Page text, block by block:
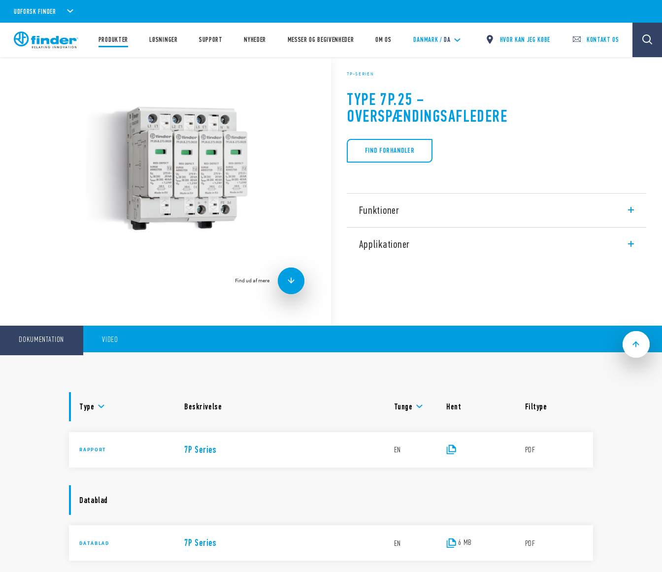
UDFORSK FINDER
PRODUKTER LØSNINGER SUPPORT NYHEDER MESSER OG BEGIVENHEDER OM OS DANMARK / DA HVOR KAN JEG KØBE KONTAKT OS
Find ud af mere
7P-SERIEN
TYPE 7P.25 –
OVERSPÆNDINGSAFLEDERE
FIND FORHANDLER
Funktioner
trefaseanvendelser, med TN-S med neutral, varistorbeskyttelse L1,
L2, L3, N-PE, udskiftelige varistormoduler.
Monteres på grænsen mellem zoner LPZ 1 og LPZ 2
I overensstemmelse med EN 61643-11: 2012
Applikationer
DOKUMENTATION VIDEO
Type Beskrivelse Tunge Hent Filtype
RAPPORT 7P Series EN PDF
Datablad
DATABLAD 7P Series EN 6 MB PDF